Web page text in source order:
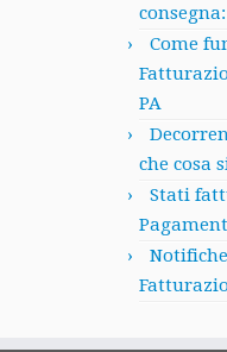
consegna:
Come
PA
che cosa
Stati